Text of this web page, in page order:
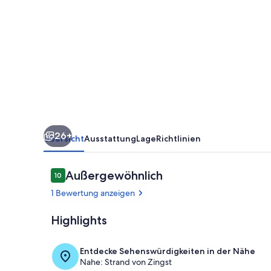
von
Zingst
26+
ÜbersichtAusstattungLageRichtlinien
Bewertungen
1010 von 10.
Außergewöhnlich
1 Bewertung anzeigen
Highlights
Entdecke Sehenswürdigkeiten in der Nähe
Nahe: Strand von Zingst